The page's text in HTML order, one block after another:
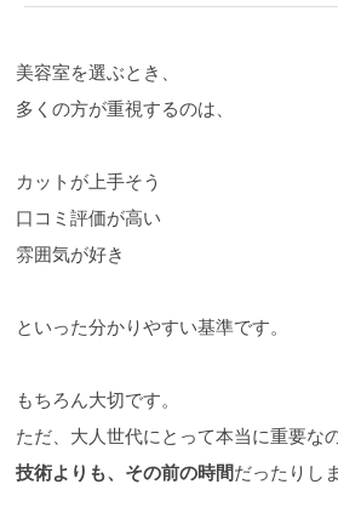
美容室を選ぶとき、
多くの方が重視するのは、
カットが上手そう
口コミ評価が高い
雰囲気が好き
といった分かりやすい基準です。
もちろん大切です。
ただ、大人世代にとって本当に重要なの
技術よりも、その前の時間だったりし